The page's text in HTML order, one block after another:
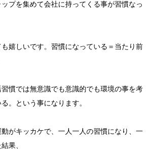
ップを集めて会社に持ってくる事が習慣なっ
嬉しいです。習慣になっている＝当たり前
慣では無意識でも意識的でも環境の事を考
。という事になります。
がキッカケで、一人一人の習慣になり、一
果、